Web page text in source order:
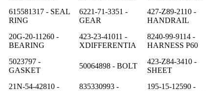
615581317 - SEAL
RING
6221-71-3351 -
GEAR
427-Z89-2110 -
HANDRAIL
20G-20-11260 -
BEARING
423-23-41011 -
XDIFFERENTIA
8240-99-9114 -
HARNESS P60
5023797 -
GASKET
50064898 - BOLT
423-Z84-3410 -
SHEET
21N-54-42810 -
835330993 -
195-15-12590 -